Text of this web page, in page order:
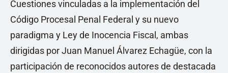
Cuestiones vinculadas a la implementación del
Código Procesal Penal Federal y su nuevo
paradigma y Ley de Inocencia Fiscal, ambas
dirigidas por Juan Manuel Álvarez Echagüe, con la
participación de reconocidos autores de destacada